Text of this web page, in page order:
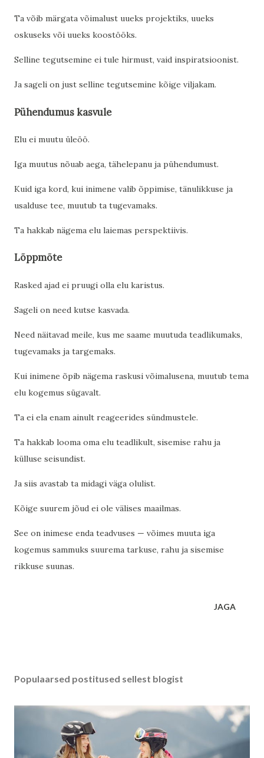
Ta võib märgata võimalust uueks projektiks, uueks
oskuseks või uueks koostööks.
Selline tegutsemine ei tule hirmust, vaid inspiratsioonist.
Ja sageli on just selline tegutsemine kõige viljakam.
Pühendumus kasvule
Elu ei muutu üleöö.
Iga muutus nõuab aega, tähelepanu ja pühendumust.
Kuid iga kord, kui inimene valib õppimise, tänulikkuse ja
usalduse tee, muutub ta tugevamaks.
Ta hakkab nägema elu laiemas perspektiivis.
Lõppmõte
Rasked ajad ei pruugi olla elu karistus.
Sageli on need kutse kasvada.
Need näitavad meile, kus me saame muutuda teadlikumaks,
tugevamaks ja targemaks.
Kui inimene õpib nägema raskusi võimalusena, muutub tema
elu kogemus sügavalt.
Ta ei ela enam ainult reageerides sündmustele.
Ta hakkab looma oma elu teadlikult, sisemise rahu ja
külluse seisundist.
Ja siis avastab ta midagi väga olulist.
Kõige suurem jõud ei ole välises maailmas.
See on inimese enda teadvuses — võimes muuta iga
kogemus sammuks suurema tarkuse, rahu ja sisemise
rikkuse suunas.
JAGA
Populaarsed postitused sellest blogist